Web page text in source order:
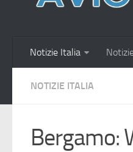
Notizie Italia
NOTIZIE ITALIA
Bergamo: